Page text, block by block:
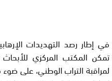
في إطار رصد التهديدات
تمكن المكتب المركزي للأبحاث
لمراقبة التراب الوطني، على